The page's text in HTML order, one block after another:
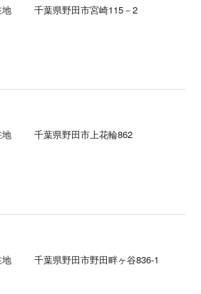
地 千葉県野田市宮崎115－2
地 千葉県野田市上花輪862
地 千葉県野田市野田畔ヶ谷836-1